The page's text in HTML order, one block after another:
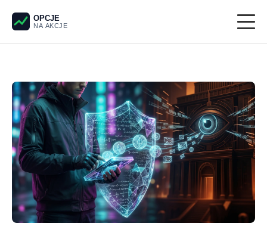
OPCJE
NA AKCJE
Derywaty
Pieniądze
Krypto
Analiza techniczna